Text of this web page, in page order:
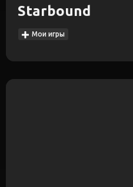
Starbound
Мои игры